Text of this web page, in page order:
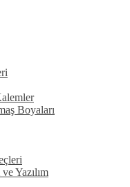
Boyaları
Yazılım